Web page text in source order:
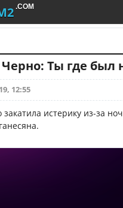
.COM
Ты где был
12:55
истерику из-за